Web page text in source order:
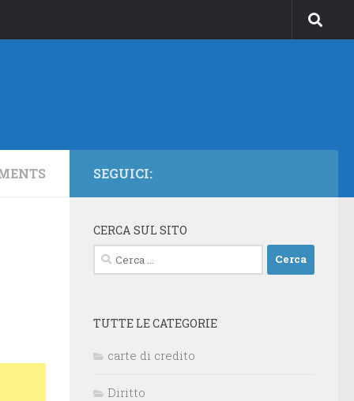
SEGUICI:
CERCA SUL SITO
Ricerca
per:
TUTTE LE CATEGORIE
carte di credito
Diritto